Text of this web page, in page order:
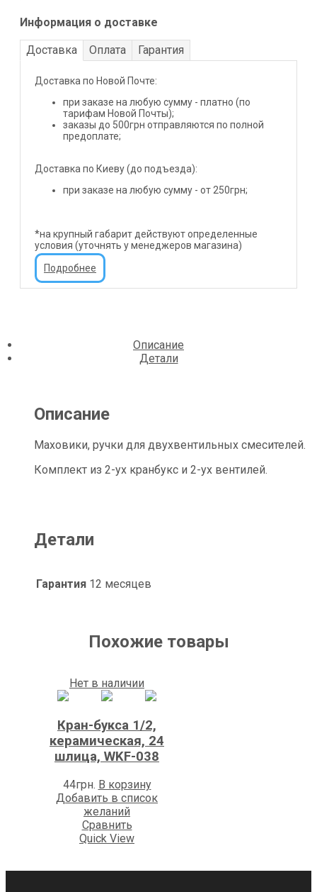
Информация о доставке
Доставка Оплата Гарантия
Доставка по Новой Почте:
при заказе на любую сумму - платно (по
тарифам Новой Почты);
заказы до 500грн отправляются по полной
предоплате;
Доставка по Киеву (до подъезда):
при заказе на любую сумму - от 250грн;
*на крупный габарит действуют определенные
условия (уточнять у менеджеров магазина)
Подробнее
Описание
Детали
Описание
Маховики, ручки для двухвентильных смесителей.
Комплект из 2-ух кранбукс и 2-ух вентилей.
Детали
Гарантия 12 месяцев
Похожие товары
Нет в наличии
Кран-букса 1/2,
керамическая, 24
шлица, WKF-038
44грн. В корзину
Добавить в список
желаний
Сравнить
Quick View